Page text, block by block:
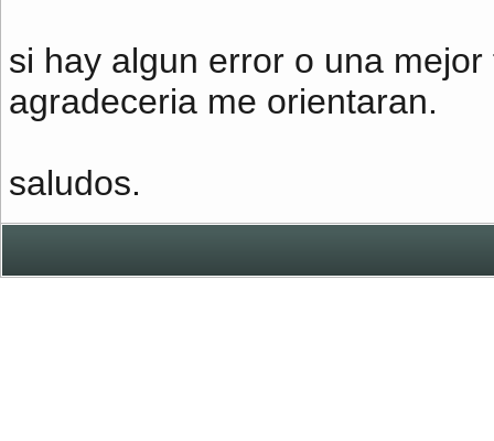
si hay algun error o una
agradeceria me orientaran.
saludos.